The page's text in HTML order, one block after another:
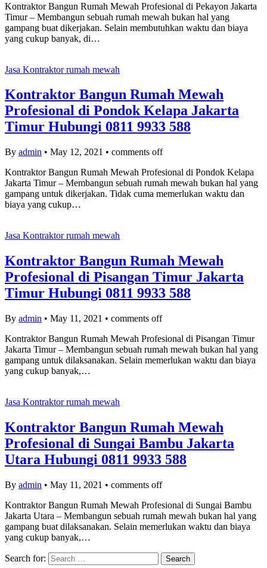
Kontraktor Bangun Rumah Mewah Profesional di Pekayon Jakarta
Timur – Membangun sebuah rumah mewah bukan hal yang
gampang buat dikerjakan. Selain membutuhkan waktu dan biaya
yang cukup banyak, di…
Jasa Kontraktor rumah mewah
Kontraktor Bangun Rumah Mewah
Profesional di Pondok Kelapa Jakarta
Timur Hubungi 0811 9933 588
By admin • May 12, 2021 • comments off
Kontraktor Bangun Rumah Mewah Profesional di Pondok Kelapa
Jakarta Timur – Membangun sebuah rumah mewah bukan hal yang
gampang untuk dikerjakan. Tidak cuma memerlukan waktu dan
biaya yang cukup…
Jasa Kontraktor rumah mewah
Kontraktor Bangun Rumah Mewah
Profesional di Pisangan Timur Jakarta
Timur Hubungi 0811 9933 588
By admin • May 11, 2021 • comments off
Kontraktor Bangun Rumah Mewah Profesional di Pisangan Timur
Jakarta Timur – Membangun sebuah rumah mewah bukan hal yang
gampang untuk dilaksanakan. Selain memerlukan waktu dan biaya
yang cukup banyak,…
Jasa Kontraktor rumah mewah
Kontraktor Bangun Rumah Mewah
Profesional di Sungai Bambu Jakarta
Utara Hubungi 0811 9933 588
By admin • May 11, 2021 • comments off
Kontraktor Bangun Rumah Mewah Profesional di Sungai Bambu
Jakarta Utara – Membangun sebuah rumah mewah bukan hal yang
gampang buat dilaksanakan. Selain memerlukan waktu dan biaya
yang cukup banyak,…
Search for: